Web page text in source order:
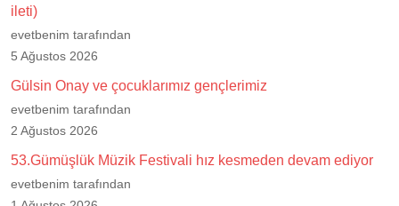
ileti)
evetbenim tarafından
5 Ağustos 2026
Gülsin Onay ve çocuklarımız gençlerimiz
evetbenim tarafından
2 Ağustos 2026
53.Gümüşlük Müzik Festivali hız kesmeden devam ediyor
evetbenim tarafından